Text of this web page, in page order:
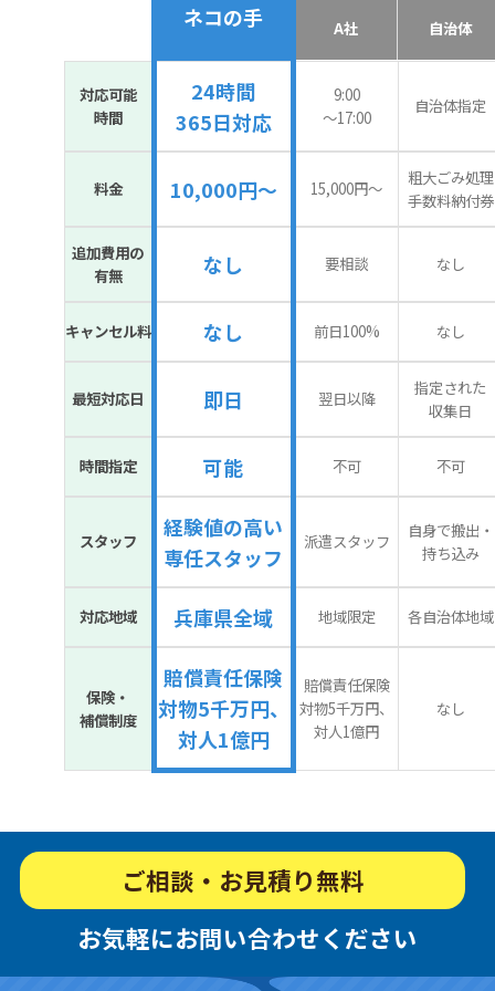
ネコの手 A社 自治体
対応可能
時間
24時間
365日対応
9:00
〜17:00
自治体指定
料金 10,000円～ 15,000円〜
粗大ごみ処理
手数料納付券
追加費用の
有無
なし 要相談 なし
キャンセル料 なし 前日100% なし
最短対応日 即日 翌日以降
指定された
収集日
時間指定 可能 不可 不可
スタッフ
経験値の高い
専任スタッフ
派遣スタッフ
自身で搬出・
持ち込み
対応地域 兵庫県全域 地域限定 各自治体地域
保険・
補償制度
賠償責任保険
対物5千万円、
対人1億円
賠償責任保険
対物5千万円、
対人1億円
なし
ご相談・お見積り無料
お気軽にお問い合わせください